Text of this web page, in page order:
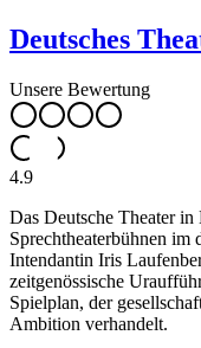
Deutsches
Unsere Bewertung
4.9
Das Deutsche Theater
Sprechtheaterbühnen im
Intendantin Iris
zeitgenössische
Spielplan, der
Ambition verhandelt.